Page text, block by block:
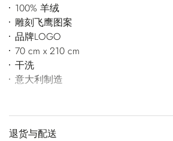
100% 羊绒
雕刻飞鹰图案
品牌LOGO
70 cm x 210 cm
干洗
意大利制造
退货与配送